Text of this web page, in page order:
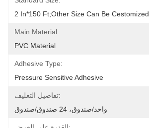
2 In*150 Ft;other Size Can Be Cestomized
Main Material:
PVC Material
Adhesive Type:
Pressure Sensitive Adhesive
تفاصيل التغليف:
واحد/صندوق، 24 صندوق/صندوق